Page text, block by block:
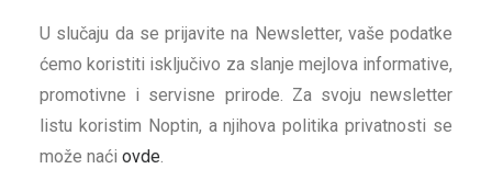
U slučaju da se prijavite na Newsletter, vaše podatke
ćemo koristiti isključivo za slanje mejlova informative,
promotivne i servisne prirode. Za svoju newsletter
listu koristim Noptin, a njihova politika privatnosti se
može naći ovde.